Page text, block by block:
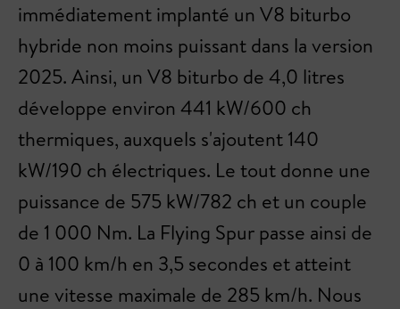
immédiatement implanté un V8 biturbo
hybride non moins puissant dans la version
2025. Ainsi, un V8 biturbo de 4,0 litres
développe environ 441 kW/600 ch
thermiques, auxquels s'ajoutent 140
kW/190 ch électriques. Le tout donne une
puissance de 575 kW/782 ch et un couple
de 1 000 Nm. La Flying Spur passe ainsi de
0 à 100 km/h en 3,5 secondes et atteint
une vitesse maximale de 285 km/h. Nous